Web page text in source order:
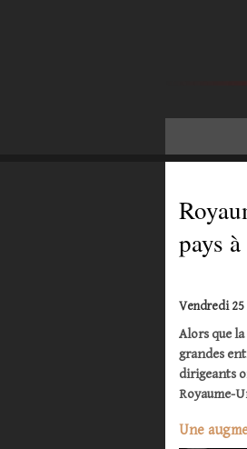
pays
Vendredi 25
Alors que
grandes
dirigeants
Royaume-
Une